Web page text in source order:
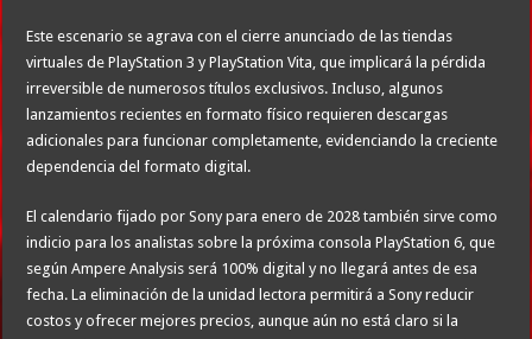
Este escenario se agrava con el cierre anunciado de las tiendas
virtuales de PlayStation 3 y PlayStation Vita, que implicará la pérdida
irreversible de numerosos títulos exclusivos. Incluso, algunos
lanzamientos recientes en formato físico requieren descargas
adicionales para funcionar completamente, evidenciando la creciente
dependencia del formato digital.
El calendario fijado por Sony para enero de 2028 también sirve como
indicio para los analistas sobre la próxima consola PlayStation 6, que
según Ampere Analysis será 100% digital y no llegará antes de esa
fecha. La eliminación de la unidad lectora permitirá a Sony reducir
costos y ofrecer mejores precios, aunque aún no está claro si la